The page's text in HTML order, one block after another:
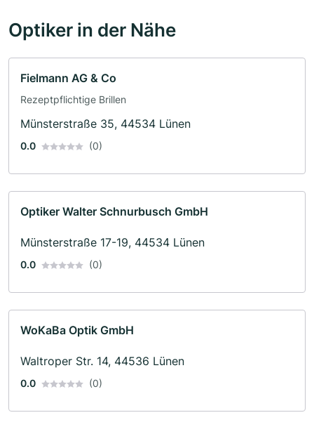
Optiker in der Nähe
Fielmann AG & Co
Rezeptpflichtige Brillen
Münsterstraße 35, 44534 Lünen
0.0 (0)
Optiker Walter Schnurbusch GmbH
Münsterstraße 17-19, 44534 Lünen
0.0 (0)
WoKaBa Optik GmbH
Waltroper Str. 14, 44536 Lünen
0.0 (0)